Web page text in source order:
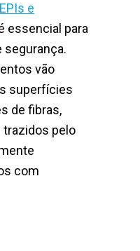
e
essencial para
segurança.
vão
superfícies
de fibras,
pelo
com